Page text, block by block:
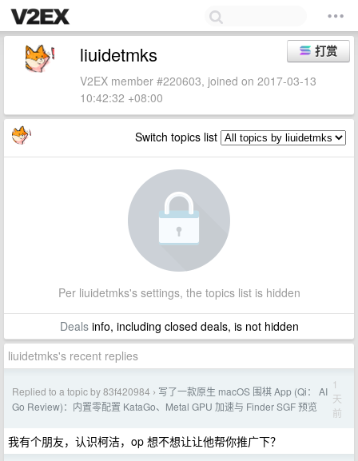
打赏
liuidetmks
V2EX member #220603, joined on 2017-03-13
10:42:32 +08:00
Switch topics list
Per liuidetmks's settings, the topics list is hidden
Dealsinfo, including closed deals, is not hidden
liuidetmks's recent replies
Replied to a topic by 83f420984 › 写了一款原生 macOS 围棋 App (Qi： AI
Go Review)：内置零配置 KataGo、Metal GPU 加速与 Finder SGF 预览
1
天
前
我有个朋友，认识柯洁，op 想不想让让他帮你推广下？